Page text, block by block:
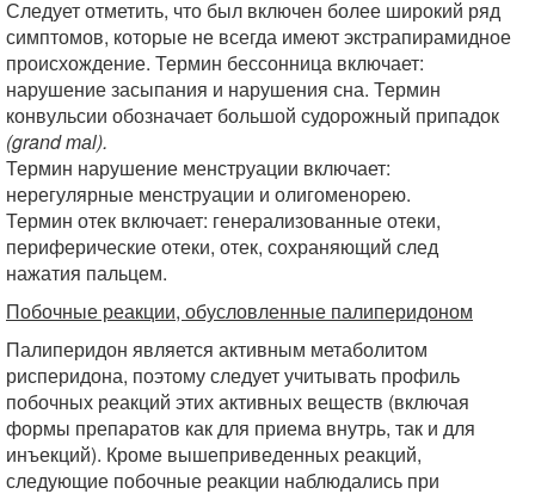
Следует отметить, что был включен более широкий ряд
симптомов, которые не всегда имеют экстрапирамидное
происхождение. Термин бессонница включает:
нарушение засыпания и нарушения сна. Термин
конвульсии обозначает большой судорожный припадок
(grand таl).
Термин нарушение менструации включает:
нерегулярные менструации и олигоменорею.
Термин отек включает: генерализованные отеки,
периферические отеки, отек, сохраняющий след
нажатия пальцем.
Побочные реакции, обусловленные палиперидоном
Палиперидон является активным метаболитом
рисперидона, поэтому следует учитывать профиль
побочных реакций этих активных веществ (включая
формы препаратов как для приема внутрь, так и для
инъекций). Кроме вышеприведенных реакций,
следующие побочные реакции наблюдались при